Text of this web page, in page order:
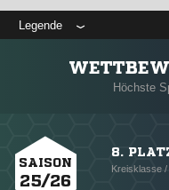
Legende
Höchste
SAISON
25/26
8.
Kreisklasse